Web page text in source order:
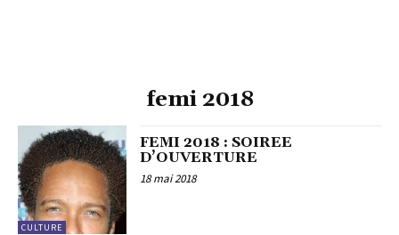
femi 2018
CULTURE
FEMI 2018 : SOIREE
D’OUVERTURE
18 mai 2018